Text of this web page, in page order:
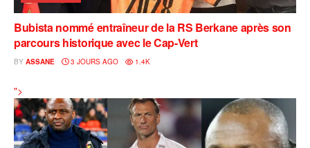
‎Bubista nommé entraîneur de la RS Berkane après son
parcours historique avec le Cap-Vert
BY ASSANE 3 JOURS AGO 1.4K
‎">